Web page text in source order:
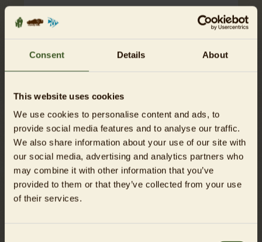
Consent Details About
This website uses cookies
We use cookies to personalise content and ads, to
provide social media features and to analyse our traffic.
We also share information about your use of our site with
our social media, advertising and analytics partners who
may combine it with other information that you’ve
provided to them or that they’ve collected from your use
of their services.
Zahlungsweise
Für Kreditkartenzahlungen wählen Sie bitte PayPal
aus. Dies ist auch ohne PayPal-Konto möglich.